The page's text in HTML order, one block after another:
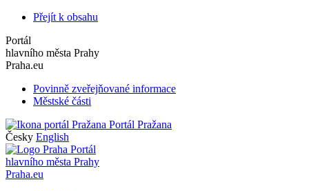
Přejít k obsahu
Portál
hlavního města Prahy
Praha.eu
Povinně zveřejňované informace
Městské části
Portál Pražana
Česky English
Portál
hlavního města Prahy
Praha.eu